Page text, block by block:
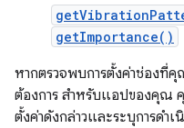
getImportance()
หากตรวจพบการตั้งค่าช่องที่
ต้องการ สำหรับแอปของคุณ
ตั้งค่าดังกล่าวและระบุการดำ